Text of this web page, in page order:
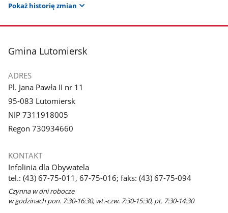
Pokaż historię zmian
stopka
Gmina Lutomiersk
ADRES
Pl. Jana Pawła II nr 11
95-083 Lutomiersk
NIP 7311918005
Regon 730934660
KONTAKT
Infolinia dla Obywatela
tel.: (43) 67-75-011, 67-75-016; faks: (43) 67-75-094
Czynna w dni robocze
w godzinach pon. 7:30-16:30, wt.-czw. 7:30-15:30, pt. 7:30-14:30